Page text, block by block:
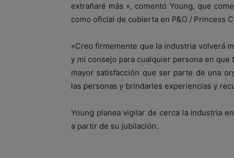
extrañaré más », comentó Young, que
como oficial de cubierta en P&O / Princess
«Creo firmemente que la industria volverá
y mi consejo para cualquier persona en
mayor satisfacción que ser parte de una
las personas y brindarles experiencias y
Young planea vigilar de cerca la industria
a partir de su jubilación.